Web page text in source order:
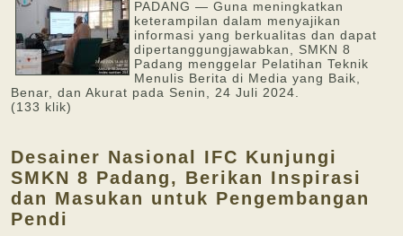
PADANG — Guna meningkatkan
keterampilan dalam menyajikan
informasi yang berkualitas dan dapat
dipertanggungjawabkan, SMKN 8
Padang menggelar Pelatihan Teknik
Menulis Berita di Media yang Baik,
Benar, dan Akurat pada Senin, 24 Juli 2024.
(133 klik)
Desainer Nasional IFC Kunjungi
SMKN 8 Padang, Berikan Inspirasi
dan Masukan untuk Pengembangan
Pendi